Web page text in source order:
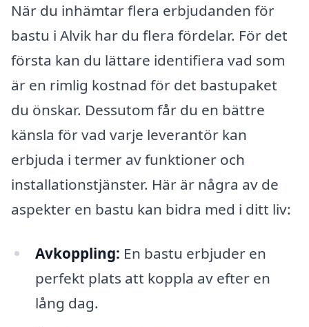
När du inhämtar flera erbjudanden för
bastu i Alvik har du flera fördelar. För det
första kan du lättare identifiera vad som
är en rimlig kostnad för det bastupaket
du önskar. Dessutom får du en bättre
känsla för vad varje leverantör kan
erbjuda i termer av funktioner och
installationstjänster. Här är några av de
aspekter en bastu kan bidra med i ditt liv:
Avkoppling: En bastu erbjuder en
perfekt plats att koppla av efter en
lång dag.